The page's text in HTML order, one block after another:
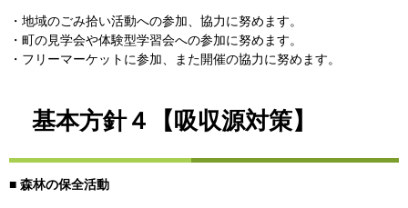
・地域のごみ拾い活動への参加、協力に努めます。
・町の見学会や体験型学習会への参加に努めます。
・フリーマーケットに参加、また開催の協力に努めます。
基本方針４【吸収源対策】
■ 森林の保全活動